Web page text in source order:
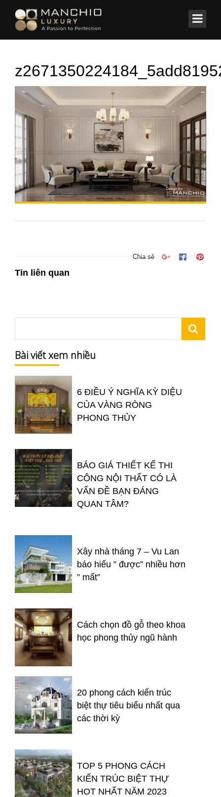
Home/BIỆT THỰ/ Biệt thự Thiên đường Bảo Sơn ( Mr. Thắng )
Chia sẻ
Tin liên quan
Bài viết xem nhiều
6 ĐIỀU Ý NGHĨA KỲ DIỆU
CỦA VÀNG RÒNG
PHONG THỦY
BÁO GIÁ THIẾT KẾ THI
CÔNG NỘI THẤT CÓ LÀ
VẤN ĐỀ BẠN ĐÁNG
QUAN TÂM?
Xây nhà tháng 7 – Vu Lan
báo hiếu ” được” nhiều hơn
” mất”
Cách chọn đồ gỗ theo khoa
học phong thủy ngũ hành
20 phong cách kiến trúc
biệt thự tiêu biểu nhất qua
các thời kỳ
TOP 5 PHONG CÁCH
KIẾN TRÚC BIỆT THỰ
HOT NHẤT NĂM 2023